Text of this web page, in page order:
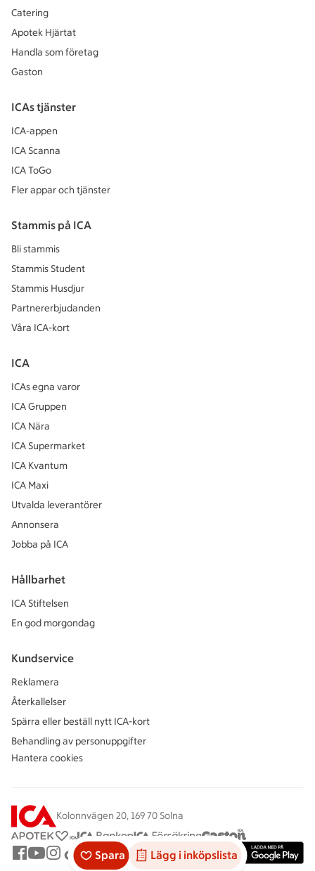
Spara Lägg i inköpslista
Catering
Apotek Hjärtat
Handla som företag
Gaston
ICAs tjänster
ICA-appen
ICA Scanna
ICA ToGo
Fler appar och tjänster
Stammis på ICA
Bli stammis
Stammis Student
Stammis Husdjur
Partnererbjudanden
Våra ICA-kort
ICA
ICAs egna varor
ICA Gruppen
ICA Nära
ICA Supermarket
ICA Kvantum
ICA Maxi
Utvalda leverantörer
Annonsera
Jobba på ICA
Hållbarhet
ICA Stiftelsen
En god morgondag
Kundservice
Reklamera
Återkallelser
Spärra eller beställ nytt ICA-kort
Behandling av personuppgifter
Hantera cookies
Kolonnvägen 20, 169 70 Solna